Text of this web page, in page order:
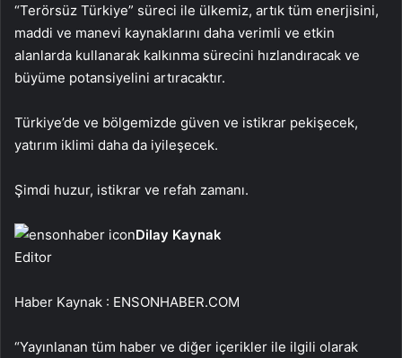
“Terörsüz Türkiye” süreci ile ülkemiz, artık tüm enerjisini,
maddi ve manevi kaynaklarını daha verimli ve etkin
alanlarda kullanarak kalkınma sürecini hızlandıracak ve
büyüme potansiyelini artıracaktır.
Türkiye’de ve bölgemizde güven ve istikrar pekişecek,
yatırım iklimi daha da iyileşecek.
Şimdi huzur, istikrar ve refah zamanı.
Dilay Kaynak
Editor
Haber Kaynak : ENSONHABER.COM
“Yayınlanan tüm haber ve diğer içerikler ile ilgili olarak